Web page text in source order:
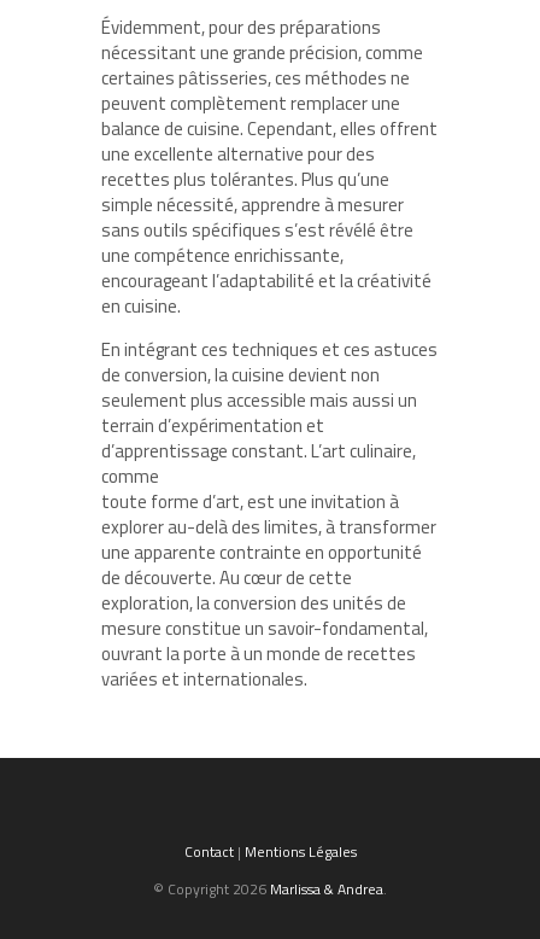
Évidemment, pour des préparations
nécessitant une grande précision, comme
certaines pâtisseries, ces méthodes ne
peuvent complètement remplacer une
balance de cuisine. Cependant, elles offrent
une excellente alternative pour des
recettes plus tolérantes. Plus qu’une
simple nécessité, apprendre à mesurer
sans outils spécifiques s’est révélé être
une compétence enrichissante,
encourageant l’adaptabilité et la créativité
en cuisine.
En intégrant ces techniques et ces astuces
de conversion, la cuisine devient non
seulement plus accessible mais aussi un
terrain d’expérimentation et
d’apprentissage constant. L’art culinaire,
comme
toute forme d’art, est une invitation à
explorer au-delà des limites, à transformer
une apparente contrainte en opportunité
de découverte. Au cœur de cette
exploration, la conversion des unités de
mesure constitue un savoir-fondamental,
ouvrant la porte à un monde de recettes
variées et internationales.
Contact| Mentions Légales
© Copyright 2026 Marlissa & Andrea.